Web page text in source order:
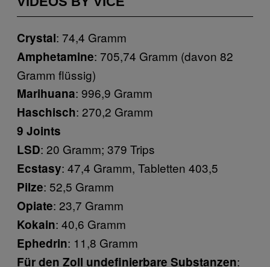
Crystal: 74,4 Gramm
Amphetamine: 705,74 Gramm (davon 82
Gramm flüssig)
Marihuana: 996,9 Gramm
Haschisch: 270,2 Gramm
9 Joints
LSD: 20 Gramm; 379 Trips
Ecstasy: 47,4 Gramm, Tabletten 403,5
Pilze: 52,5 Gramm
Opiate: 23,7 Gramm
Kokain: 40,6 Gramm
Ephedrin: 11,8 Gramm
Für den Zoll undefinierbare Substanzen: